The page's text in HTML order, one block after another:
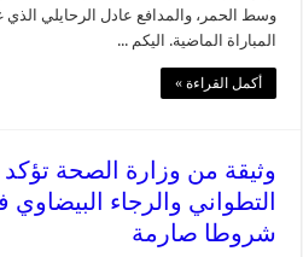
وسط الحمر، والمدافع عادل الرحايلي
المباراة الماضية. اليكم ...
أكمل القراءة »
وثيقة من وزارة الصحة تؤكد
التطواني والرجاء
شروطا صارمة